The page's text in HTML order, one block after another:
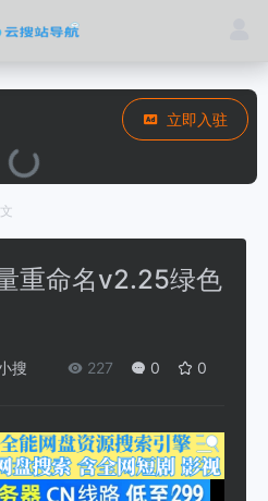
立即入驻
重命名v2.25绿色
搜 227 0 0